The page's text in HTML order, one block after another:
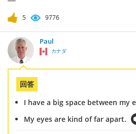
5 9776
Paul
カナダ
回答
I have a big space between my
My eyes are kind of far apart.